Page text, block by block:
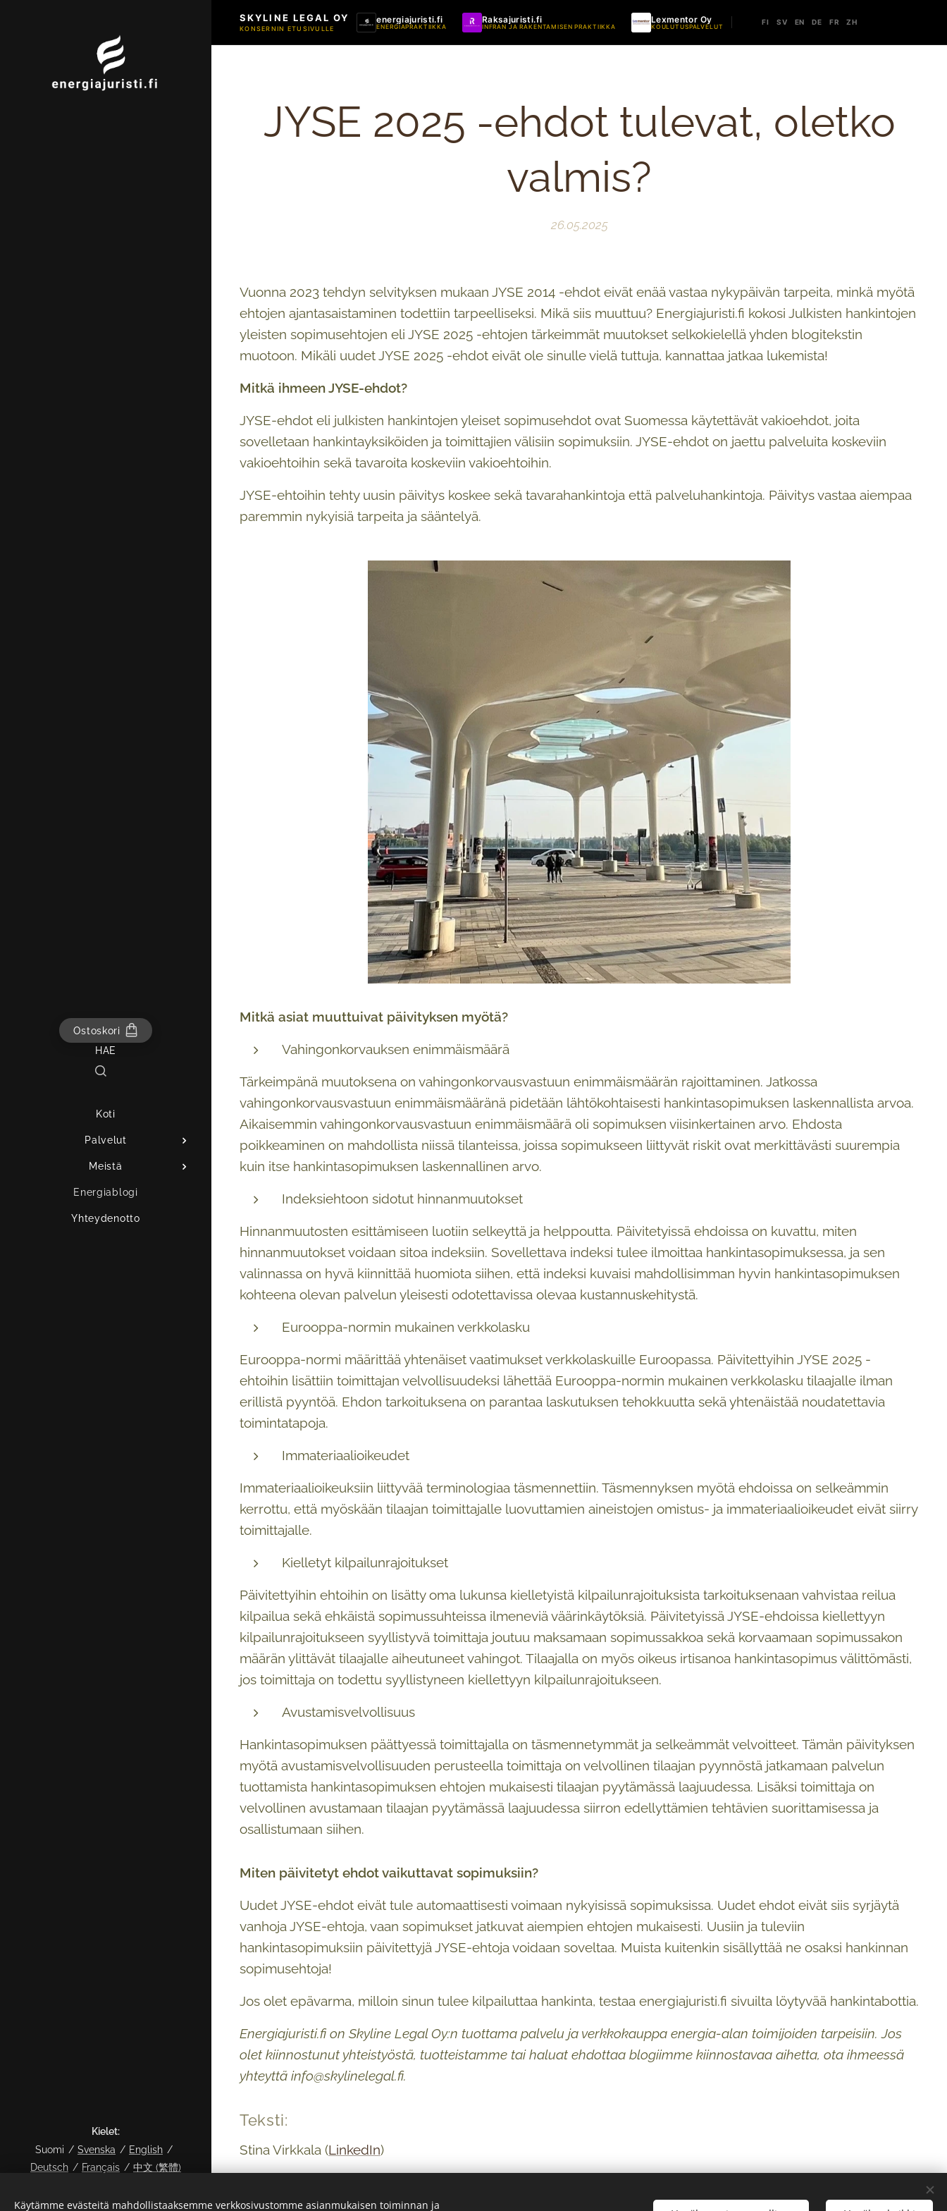
SKYLINE LEGAL OY
KONSERNIN ETUSIVULLE
energiajuristi.fi
ENERGIAPRAKTIIKKA
Raksajuristi.fi
INFRAN JA RAKENTAMISEN PRAKTIIKKA
Lexmentor Oy
KOULUTUSPALVELUT
FI SV EN DE FR ZH
Ostoskori
HAE
Koti
Palvelut
Meistä
Energiablogi
Yhteydenotto
JYSE 2025 -ehdot tulevat, oletko
valmis?
26.05.2025
Vuonna 2023 tehdyn selvityksen mukaan JYSE 2014 -ehdot eivät enää vastaa nykypäivän tarpeita, minkä myötä
ehtojen ajantasaistaminen todettiin tarpeelliseksi. Mikä siis muuttuu? Energiajuristi.fi kokosi Julkisten hankintojen
yleisten sopimusehtojen eli JYSE 2025 -ehtojen tärkeimmät muutokset selkokielellä yhden blogitekstin
muotoon. Mikäli uudet JYSE 2025 -ehdot eivät ole sinulle vielä tuttuja, kannattaa jatkaa lukemista!
Mitkä ihmeen JYSE-ehdot?
JYSE-ehdot eli julkisten hankintojen yleiset sopimusehdot ovat Suomessa käytettävät vakioehdot, joita
sovelletaan hankintayksiköiden ja toimittajien välisiin sopimuksiin. JYSE-ehdot on jaettu palveluita koskeviin
vakioehtoihin sekä tavaroita koskeviin vakioehtoihin.
JYSE-ehtoihin tehty uusin päivitys koskee sekä tavarahankintoja että palveluhankintoja. Päivitys vastaa aiempaa
paremmin nykyisiä tarpeita ja sääntelyä.
Mitkä asiat muuttuivat päivityksen myötä?
Vahingonkorvauksen enimmäismäärä
Tärkeimpänä muutoksena on vahingonkorvausvastuun enimmäismäärän rajoittaminen. Jatkossa
vahingonkorvausvastuun enimmäismääränä pidetään lähtökohtaisesti hankintasopimuksen laskennallista arvoa.
Aikaisemmin vahingonkorvausvastuun enimmäismäärä oli sopimuksen viisinkertainen arvo. Ehdosta
poikkeaminen on mahdollista niissä tilanteissa, joissa sopimukseen liittyvät riskit ovat merkittävästi suurempia
kuin itse hankintasopimuksen laskennallinen arvo.
Indeksiehtoon sidotut hinnanmuutokset
Hinnanmuutosten esittämiseen luotiin selkeyttä ja helppoutta. Päivitetyissä ehdoissa on kuvattu, miten
hinnanmuutokset voidaan sitoa indeksiin. Sovellettava indeksi tulee ilmoittaa hankintasopimuksessa, ja sen
valinnassa on hyvä kiinnittää huomiota siihen, että indeksi kuvaisi mahdollisimman hyvin hankintasopimuksen
kohteena olevan palvelun yleisesti odotettavissa olevaa kustannuskehitystä.
Eurooppa-normin mukainen verkkolasku
Eurooppa-normi määrittää yhtenäiset vaatimukset verkkolaskuille Euroopassa. Päivitettyihin JYSE 2025 -
ehtoihin lisättiin toimittajan velvollisuudeksi lähettää Eurooppa-normin mukainen verkkolasku tilaajalle ilman
erillistä pyyntöä. Ehdon tarkoituksena on parantaa laskutuksen tehokkuutta sekä yhtenäistää noudatettavia
toimintatapoja.
Immateriaalioikeudet
Immateriaalioikeuksiin liittyvää terminologiaa täsmennettiin. Täsmennyksen myötä ehdoissa on selkeämmin
kerrottu, että myöskään tilaajan toimittajalle luovuttamien aineistojen omistus- ja immateriaalioikeudet eivät siirry
toimittajalle.
Kielletyt kilpailunrajoitukset
Päivitettyihin ehtoihin on lisätty oma lukunsa kielletyistä kilpailunrajoituksista tarkoituksenaan vahvistaa reilua
kilpailua sekä ehkäistä sopimussuhteissa ilmeneviä väärinkäytöksiä. Päivitetyissä JYSE-ehdoissa kiellettyyn
kilpailunrajoitukseen syyllistyvä toimittaja joutuu maksamaan sopimussakkoa sekä korvaamaan sopimussakon
määrän ylittävät tilaajalle aiheutuneet vahingot. Tilaajalla on myös oikeus irtisanoa hankintasopimus välittömästi,
jos toimittaja on todettu syyllistyneen kiellettyyn kilpailunrajoitukseen.
Avustamisvelvollisuus
Hankintasopimuksen päättyessä toimittajalla on täsmennetymmät ja selkeämmät velvoitteet. Tämän päivityksen
myötä avustamisvelvollisuuden perusteella toimittaja on velvollinen tilaajan pyynnöstä jatkamaan palvelun
tuottamista hankintasopimuksen ehtojen mukaisesti tilaajan pyytämässä laajuudessa. Lisäksi toimittaja on
velvollinen avustamaan tilaajan pyytämässä laajuudessa siirron edellyttämien tehtävien suorittamisessa ja
osallistumaan siihen.
Miten päivitetyt ehdot vaikuttavat sopimuksiin?
Uudet JYSE-ehdot eivät tule automaattisesti voimaan nykyisissä sopimuksissa. Uudet ehdot eivät siis syrjäytä
vanhoja JYSE-ehtoja, vaan sopimukset jatkuvat aiempien ehtojen mukaisesti. Uusiin ja tuleviin
hankintasopimuksiin päivitettyjä JYSE-ehtoja voidaan soveltaa. Muista kuitenkin sisällyttää ne osaksi hankinnan
sopimusehtoja!
Jos olet epävarma, milloin sinun tulee kilpailuttaa hankinta, testaa energiajuristi.fi sivuilta löytyvää hankintabottia.
Energiajuristi.fi on Skyline Legal Oy:n tuottama palvelu ja verkkokauppa energia-alan toimijoiden tarpeisiin. Jos
olet kiinnostunut yhteistyöstä, tuotteistamme tai haluat ehdottaa blogiimme kiinnostavaa aihetta, ota ihmeessä
yhteyttä info@skylinelegal.fi.
Teksti:
Stina Virkkala (LinkedIn)
Kielet
Suomi
Svenska
English
Deutsch
Français 中文 (繁體)
Käytämme evästeitä mahdollistaaksemme verkkosivustomme asianmukaisen toiminnan ja